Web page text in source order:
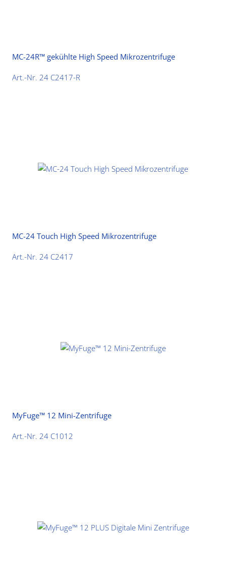
MC-24R™ gekühlte High Speed Mikrozentrifuge
Art.-Nr. 24 C2417-R
MC-24 Touch High Speed Mikrozentrifuge
Art.-Nr. 24 C2417
MyFuge™ 12 Mini-Zentrifuge
Art.-Nr. 24 C1012